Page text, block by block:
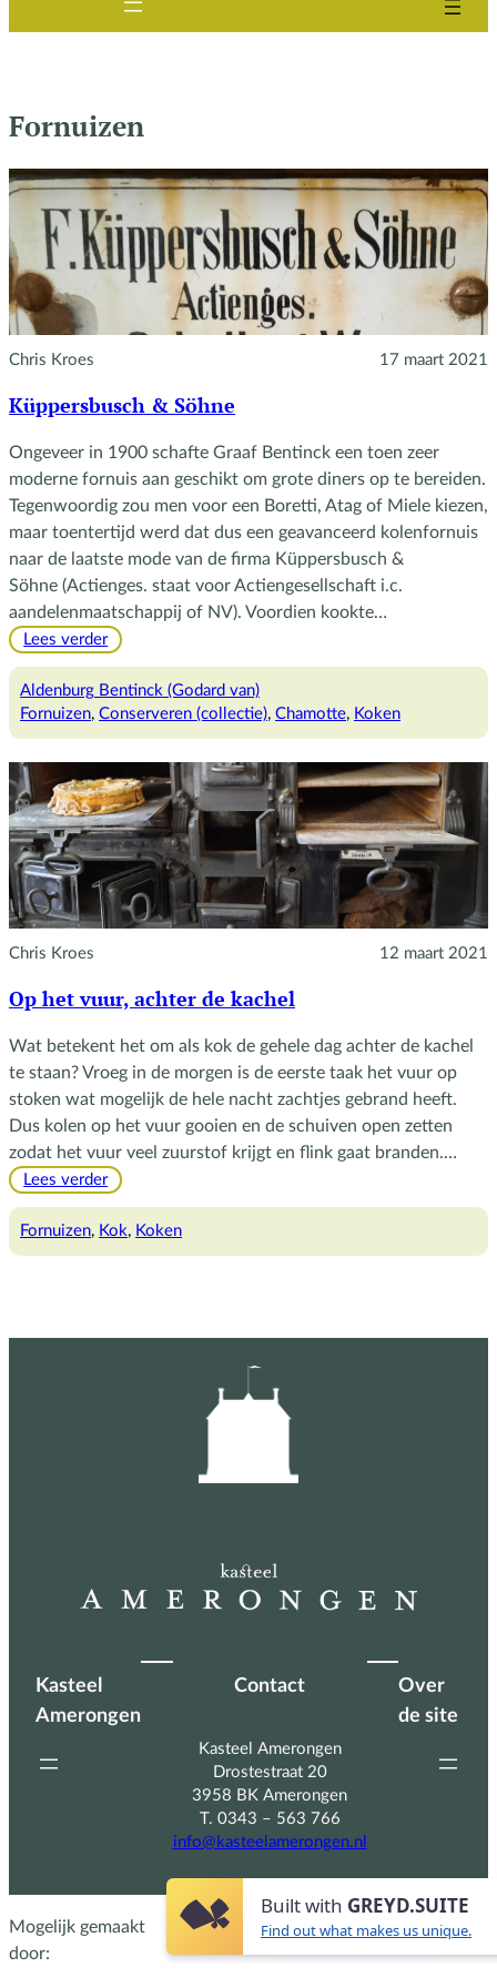
Built with GREYD.SUITE
Find out what makes us unique.
Fornuizen
Chris Kroes 17 maart 2021
Küppersbusch & Söhne
Ongeveer in 1900 schafte Graaf Bentinck een toen zeer
moderne fornuis aan geschikt om grote diners op te bereiden.
Tegenwoordig zou men voor een Boretti, Atag of Miele kiezen,
maar toentertijd werd dat dus een geavanceerd kolenfornuis
naar de laatste mode van de firma Küppersbusch &
Söhne (Actienges. staat voor Actiengesellschaft i.c.
aandelenmaatschappij of NV). Voordien kookte…
Lees verder:
&
Söhne
Aldenburg Bentinck (Godard van)
Fornuizen, Conserveren (collectie), Chamotte, Koken
Chris Kroes 12 maart 2021
Op het vuur, achter de kachel
Wat betekent het om als kok de gehele dag achter de kachel
te staan? Vroeg in de morgen is de eerste taak het vuur op
stoken wat mogelijk de hele nacht zachtjes gebrand heeft.
Dus kolen op het vuur gooien en de schuiven open zetten
zodat het vuur veel zuurstof krijgt en flink gaat branden.…
Lees verder:
het
Fornuizen, Kok, Koken
Kasteel
Amerongen
Contact
Kasteel Amerongen
Drostestraat 20
3958 BK Amerongen
T. 0343 – 563 766
info@kasteelamerongen.nl
Over
de site
Mogelijk gemaakt
door: